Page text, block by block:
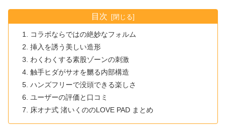
目次
コラボならではの絶妙なフォルム
挿入を誘う美しい造形
わくわくする素股ゾーンの刺激
触手ヒダがサオを嬲る内部構造
ハンズフリーで没頭できる楽しさ
ユーザーの評価と口コミ
床オナ式 渚いくののLOVE PAD まとめ